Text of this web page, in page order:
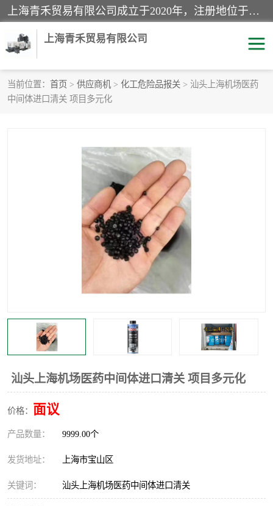
上海青禾贸易有限公司成立于2020年，注册地位于上海市宝山区。经营范围包括：机械设备、五金制品、劳防用品、电子产品、塑胶制品、家具、模具、纺织品、仪器仪表、建筑材料、装饰材料、化工产品、金属制品、机车配件等货物进出口报关、清关服务。
上海青禾贸易有限公司
当前位置： 首页 > 供应商机 > 化工危险品报关 > 汕头上海机场医药
中间体进口清关 项目多元化
汕头上海机场医药中间体进口清关 项目多元化
价格： 面议
产品数量： 9999.00个
发货地址： 上海市宝山区
关键词： 汕头上海机场医药中间体进口清关
酒类饮料报关
进口杂货清关
机床进口清关